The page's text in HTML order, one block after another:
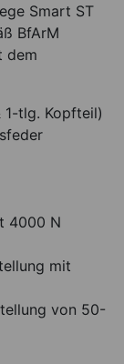
Smart ST
BfArM
dem
tlg. Kopfteil)
4000 N
mit
von 50-